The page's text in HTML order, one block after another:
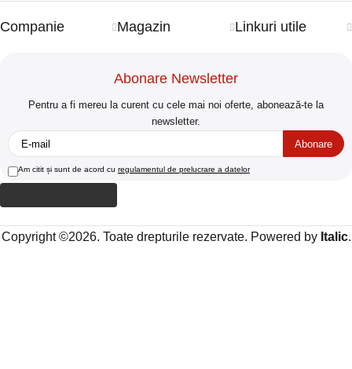
Companie Magazin Linkuri utile
Abonare Newsletter
Pentru a fi mereu la curent cu cele mai noi oferte, abonează-te la
newsletter.
Am citit și sunt de acord cu regulamentul de prelucrare a datelor
Copyright ©2026. Toate drepturile rezervate. Powered by Italic.